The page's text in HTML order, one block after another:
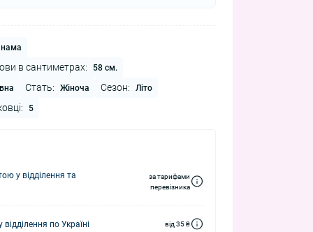
в сантиметрах: 58 см.
Стать: Жіноча Сезон: Літо
5
у відділення та
за тарифами
перевізника
по Україні від 35 ₴